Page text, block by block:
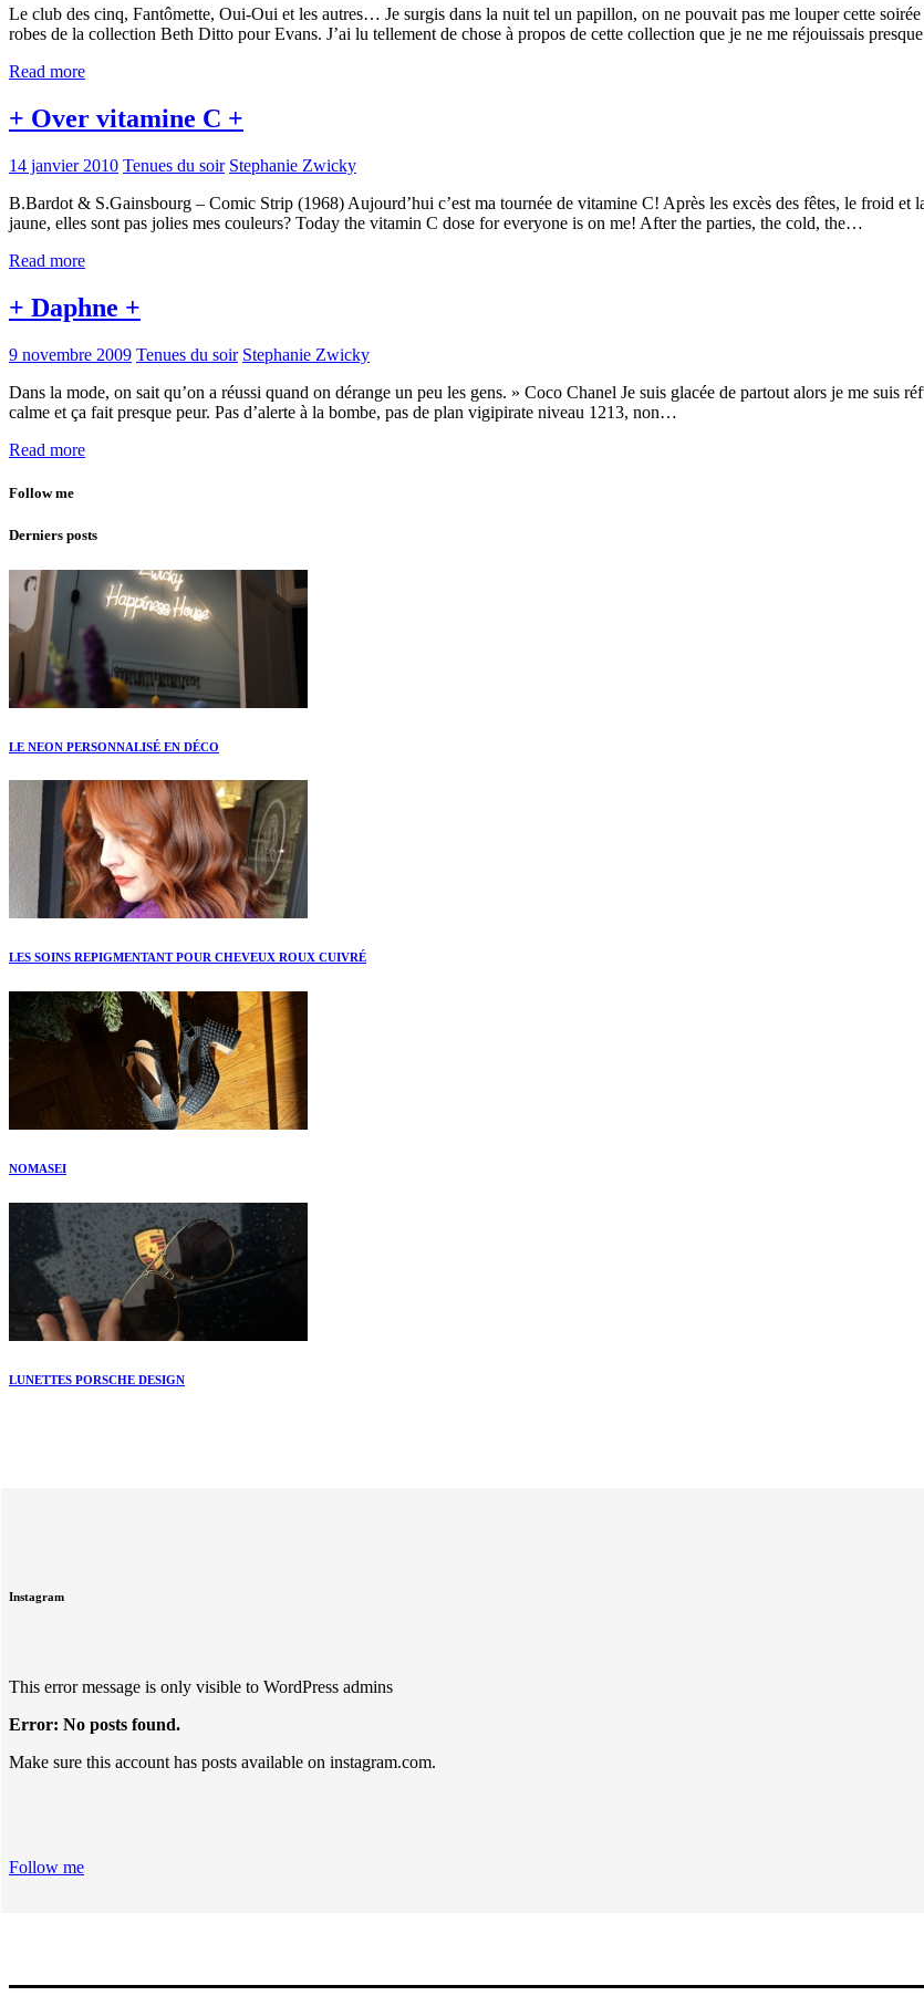
Le club des cinq, Fantômette, Oui-Oui et les autres… Je surgis dans la nuit tel un papillon, on ne pouvait pas me louper cette
robes de la collection Beth Ditto pour Evans. J’ai lu tellement de chose à propos de cette collection que je ne me réjouissais
Read more
+ Over vitamine C +
14 janvier 2010 Tenues du soir Stephanie Zwicky
B.Bardot & S.Gainsbourg – Comic Strip (1968) Aujourd’hui c’est ma tournée de vitamine C! Après les excès des fêtes, le froid et
jaune, elles sont pas jolies mes couleurs? Today the vitamin C dose for everyone is on me! After the parties, the cold, the…
Read more
+ Daphne +
9 novembre 2009 Tenues du soir Stephanie Zwicky
Dans la mode, on sait qu’on a réussi quand on dérange un peu les gens. » Coco Chanel Je suis glacée de partout alors je me suis
calme et ça fait presque peur. Pas d’alerte à la bombe, pas de plan vigipirate niveau 1213, non…
Read more
Follow me
Derniers posts
LE NEON PERSONNALISÉ EN DÉCO
LES SOINS REPIGMENTANT POUR CHEVEUX ROUX CUIVRÉ
NOMASEI
LUNETTES PORSCHE DESIGN
Instagram
This error message is only visible to WordPress admins
Error: No posts found.
Make sure this account has posts available on instagram.com.
Follow me